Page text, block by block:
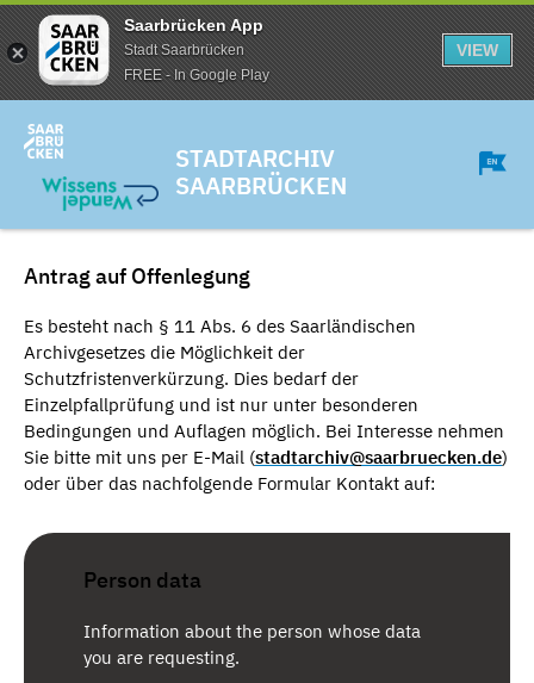
Saarbrücken App
Stadt Saarbrücken
FREE - In Google Play
VIEW
STADTARCHIV
SAARBRÜCKEN
Antrag auf Offenlegung
Es besteht nach § 11 Abs. 6 des Saarländischen
Archivgesetzes die Möglichkeit der
Schutzfristenverkürzung. Dies bedarf der
Einzelpfallprüfung und ist nur unter besonderen
Bedingungen und Auflagen möglich. Bei Interesse nehmen
Sie bitte mit uns per E-Mail (stadtarchiv@saarbruecken.de)
oder über das nachfolgende Formular Kontakt auf:
Person data
Information about the person whose data
you are requesting.